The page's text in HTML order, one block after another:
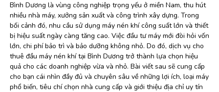
Bình Dương là vùng công nghiệp trọng yếu ở miền Nam, thu hút
nhiều nhà máy, xưởng sản xuất và công trình xây dựng. Trong
bối cảnh đó, nhu cầu sử dụng máy nén khí công suất lớn và thiết
bị hiệu suất ngày càng tăng cao. Việc đầu tư máy mới đòi hỏi vốn
lớn, chi phí bảo trì và bảo dưỡng không nhỏ. Do đó, dịch vụ cho
thuê đầu máy nén khí tại Bình Dương trở thành lựa chọn hiệu
quả cho các doanh nghiệp vừa và nhỏ. Bài viết sau sẽ cung cấp
cho bạn cái nhìn đầy đủ và chuyên sâu về những lợi ích, loại máy
phổ biến, tiêu chí chọn nhà cung cấp và giới thiệu địa chỉ uy tín